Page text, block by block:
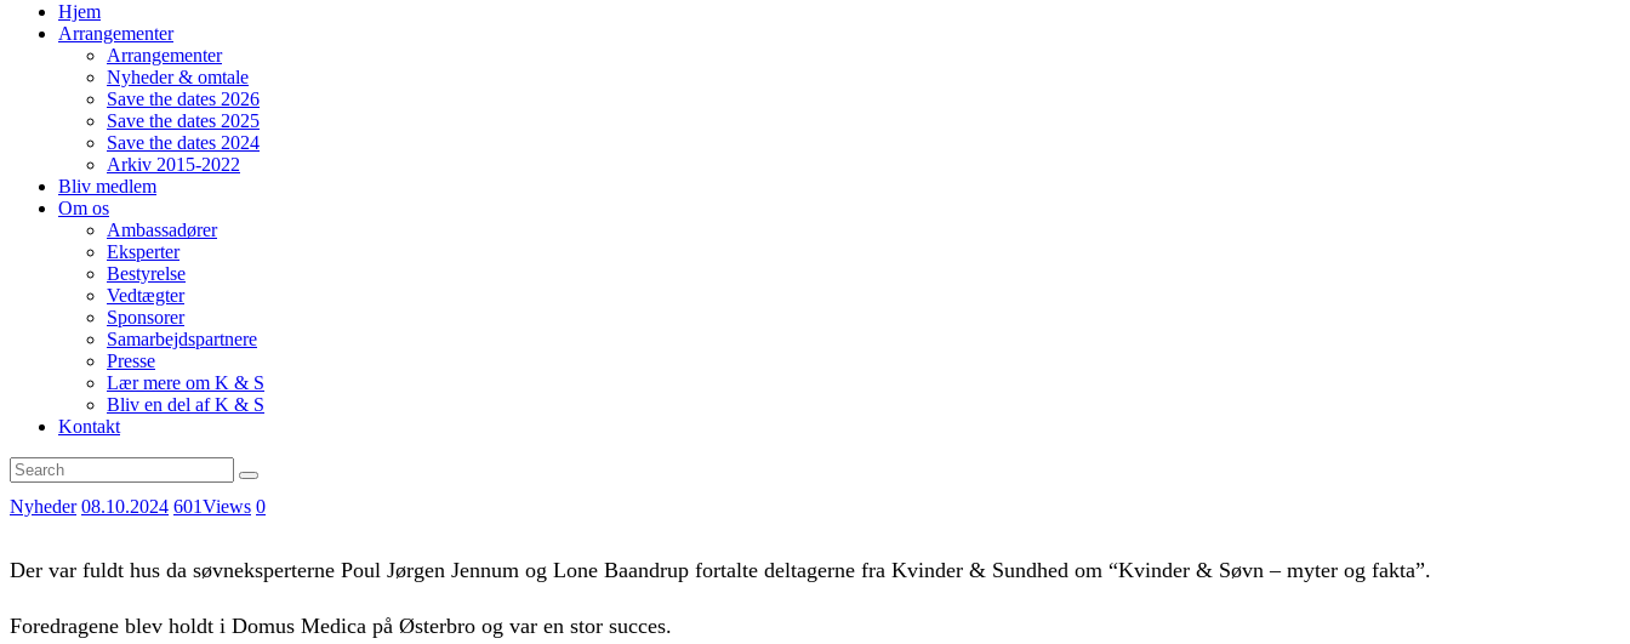
Hjem
Arrangementer
Arrangementer
Nyheder & omtale
Save the dates 2026
Save the dates 2025
Save the dates 2024
Arkiv 2015-2022
Bliv medlem
Om os
Ambassadører
Eksperter
Bestyrelse
Vedtægter
Sponsorer
Samarbejdspartnere
Presse
Lær mere om K & S
Bliv en del af K & S
Kontakt
Nyheder 08.10.2024 601Views 0
Der var fuldt hus da søvneksperterne Poul Jørgen Jennum og Lone Baandrup fortalte deltagerne fra Kvinder & Sundhed om “Kvinder & Søvn – myter og fakta”.
Foredragene blev holdt i Domus Medica på Østerbro og var en stor succes.